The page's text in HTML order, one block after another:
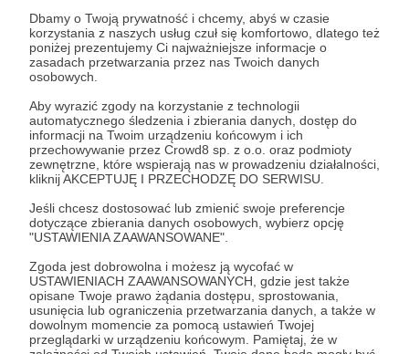
Dbamy o Twoją prywatność i chcemy, abyś w czasie
korzystania z naszych usług czuł się komfortowo, dlatego też
poniżej prezentujemy Ci najważniejsze informacje o
zasadach przetwarzania przez nas Twoich danych
osobowych.
Aby wyrazić zgody na korzystanie z technologii
automatycznego śledzenia i zbierania danych, dostęp do
informacji na Twoim urządzeniu końcowym i ich
przechowywanie przez Crowd8 sp. z o.o. oraz podmioty
zewnętrzne, które wspierają nas w prowadzeniu działalności,
kliknij AKCEPTUJĘ I PRZECHODZĘ DO SERWISU.
Jeśli chcesz dostosować lub zmienić swoje preferencje
dotyczące zbierania danych osobowych, wybierz opcję
"USTAWIENIA ZAAWANSOWANE".
Zgoda jest dobrowolna i możesz ją wycofać w
USTAWIENIACH ZAAWANSOWANYCH, gdzie jest także
opisane Twoje prawo żądania dostępu, sprostowania,
usunięcia lub ograniczenia przetwarzania danych, a także w
dowolnym momencie za pomocą ustawień Twojej
przeglądarki w urządzeniu końcowym. Pamiętaj, że w
Co zrobić, jeśli nie pamiętasz
hasła?
Jeśli nie pamiętasz swojego hasła i nie
możesz zalogować się na konto:
Przejdź na stronę logowania i kliknij